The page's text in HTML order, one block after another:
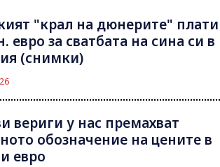
"крал на дюнерите" плати
евро за сватбата на сина си в
(снимки)
вериги у нас премахват
обозначение на цените в
евро